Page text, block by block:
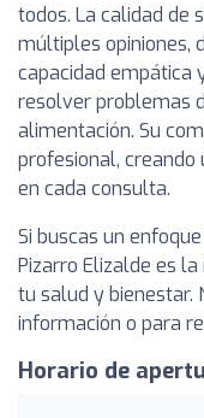
todos. La calidad de
múltiples opiniones,
capacidad empática
resolver problemas
alimentación. Su
profesional, creando
en cada consulta.
Si buscas un
Pizarro Elizalde es
tu salud y bienestar.
información o para
Horario de